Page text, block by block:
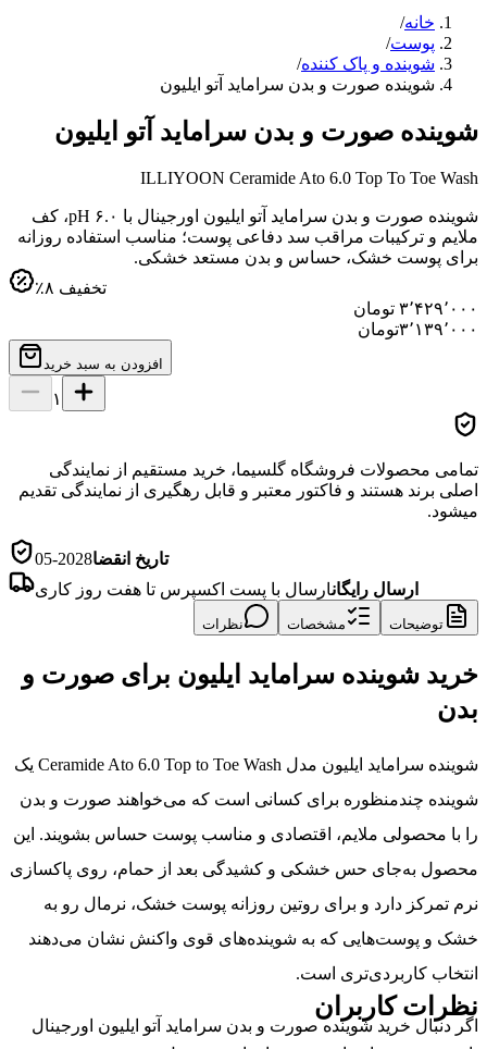
خانه/
پوست/
شوینده و پاک کننده/
شوینده صورت و بدن سراماید آتو ایلیون
شوینده صورت و بدن سراماید آتو ایلیون
ILLIYOON Ceramide Ato 6.0 Top To Toe Wash
شوینده صورت و بدن سراماید آتو ایلیون اورجینال با pH ۶.۰، کف
ملایم و ترکیبات مراقب سد دفاعی پوست؛ مناسب استفاده روزانه
برای پوست خشک، حساس و بدن مستعد خشکی.
٪۸ تخفیف
۳٬۴۲۹٬۰۰۰ تومان
۳٬۱۳۹٬۰۰۰تومان
افزودن به سبد خرید
۱
تمامی محصولات فروشگاه گلسیما، خرید مستقیم از نمایندگی
اصلی برند هستند و فاکتور معتبر و قابل رهگیری از نمایندگی تقدیم
میشود.
تاریخ انقضا2028-05
ارسال رایگانارسال با پست اکسپرس تا هفت روز کاری
توضیحات مشخصات نظرات
خرید شوینده سراماید ایلیون برای صورت و
بدن
شوینده سراماید ایلیون مدل Ceramide Ato 6.0 Top to Toe Wash یک
شوینده چندمنظوره برای کسانی است که می‌خواهند صورت و بدن
را با محصولی ملایم، اقتصادی و مناسب پوست حساس بشویند. این
محصول به‌جای حس خشکی و کشیدگی بعد از حمام، روی پاکسازی
نرم تمرکز دارد و برای روتین روزانه پوست خشک، نرمال رو به
خشک و پوست‌هایی که به شوینده‌های قوی واکنش نشان می‌دهند
انتخاب کاربردی‌تری است.
اگر دنبال خرید شوینده صورت و بدن سراماید آتو ایلیون اورجینال
نظرات کاربران